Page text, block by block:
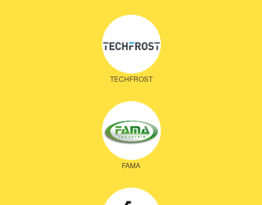
TECHFROST
FAMA